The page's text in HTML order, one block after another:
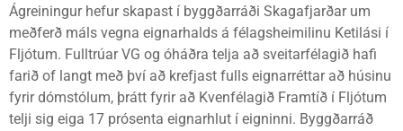
Ágreiningur hefur skapast í byggðarráði Skagafjarðar um
meðferð máls vegna eignarhalds á félagsheimilinu Ketilási í
Fljótum. Fulltrúar VG og óháðra telja að sveitarfélagið hafi
farið of langt með því að krefjast fulls eignarréttar að húsinu
fyrir dómstólum, þrátt fyrir að Kvenfélagið Framtíð í Fljótum
telji sig eiga 17 prósenta eignarhlut í eigninni. Byggðarráð